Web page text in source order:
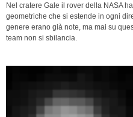
Nel cratere Gale il rover della NASA
geometriche che si estende in ogni
genere erano già note, ma mai su
team non si sbilancia.